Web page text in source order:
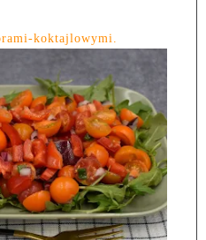
koktajlowymi.